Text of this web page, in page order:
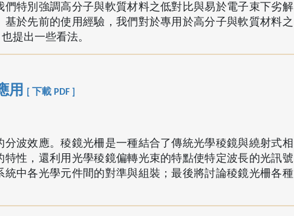
特別強調高分子與軟質材料之低對比與易於電子束下劣解
於先前的使用經驗，我們對於專用於高分子與軟質材料之
提出一些看法。
用 [ 下載 PDF ]
波效應。稜鏡光柵是一種結合了傳統光學稜鏡與繞射式相
性，還利用光學稜鏡偏轉光束的特點使特定波長的光訊號
中各光學元件間的對準與組裝；最後將討論稜鏡光柵各種